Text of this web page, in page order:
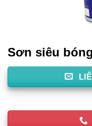
Sơn siêu